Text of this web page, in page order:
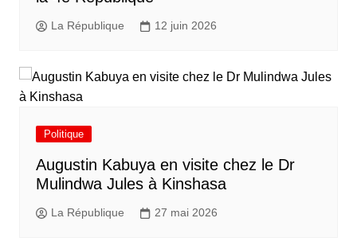
La République 12 juin 2026
Politique
Augustin Kabuya en visite chez le Dr
Mulindwa Jules à Kinshasa
La République 27 mai 2026